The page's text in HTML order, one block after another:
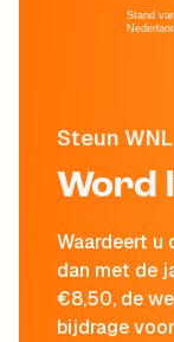
Steun WNL
Word
Waardeert u
dan met de
€8,50, de
bijdrage
Stand
Nederland